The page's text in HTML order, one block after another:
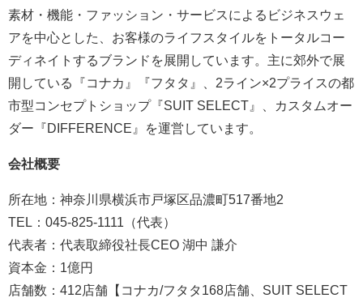
素材・機能・ファッション・サービスによるビジネスウェ
アを中心とした、お客様のライフスタイルをトータルコー
ディネイトするブランドを展開しています。主に郊外で展
開している『コナカ』『フタタ』、2ライン×2プライスの都
市型コンセプトショップ『SUIT SELECT』、カスタムオー
ダー『DIFFERENCE』を運営しています。
会社概要
所在地：神奈川県横浜市戸塚区品濃町517番地2
TEL：045-825-1111（代表）
代表者：代表取締役社長CEO 湖中 謙介
資本金：1億円
店舗数：412店舗【コナカ/フタタ168店舗、SUIT SELECT